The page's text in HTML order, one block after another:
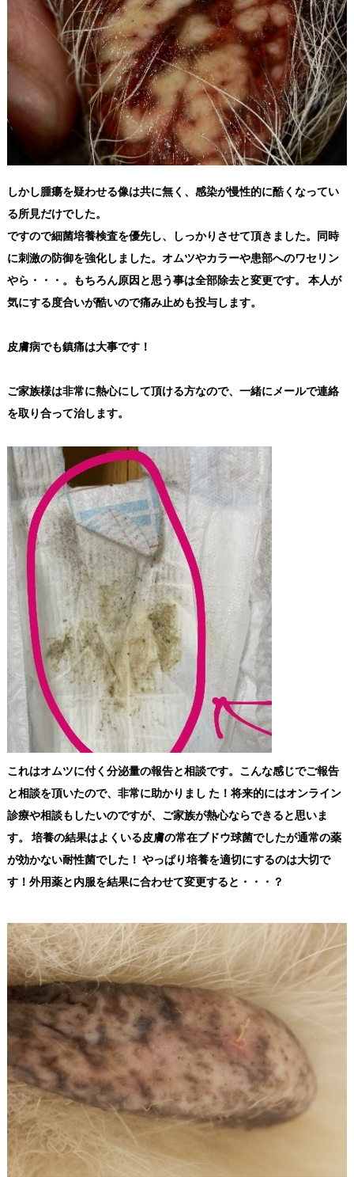
しかし腫瘍を疑わせる像は共に無く、感染が慢性的に酷くなってい
る所見だけでした。
ですので細菌培養検査を優先し、しっかりさせて頂きました。同時
に刺激の防御を強化しました。オムツやカラーや患部へのワセリン
やら・・・。もちろん原因と思う事は全部除去と変更です。 本人が
気にする度合いが酷いので痛み止めも投与します。
皮膚病でも鎮痛は大事です！
ご家族様は非常に熱心にして頂ける方なので、一緒にメールで連絡
を取り合って治します。
これはオムツに付く分泌量の報告と相談です。こんな感じでご報告
と相談を頂いたので、非常に助かりまし た！将来的にはオンライン
診療や相談もしたいのですが、ご家族が熱心ならできると思いま
す。 培養の結果はよくいる皮膚の常在ブドウ球菌でしたが通常の薬
が効かない耐性菌でした！ やっぱり培養を適切にするのは大切で
す！外用薬と内服を結果に合わせて変更すると・・・？